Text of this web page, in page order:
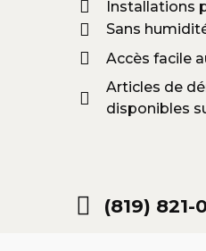
Installations
Sans
Accès facile
Articles de
disponibles
(819) 821-